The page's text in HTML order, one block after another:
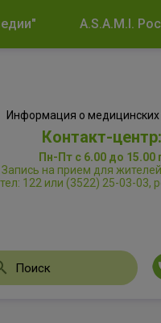
A.S.A.M.I.
Информация о медицинских
Контакт-
Пн-Пт с 6.00 до
Запись на прием для
122 или (3522) 25-03-03,